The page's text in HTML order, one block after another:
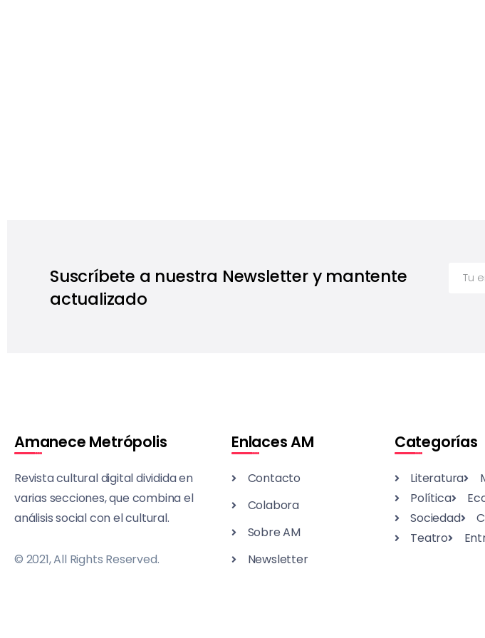
Suscríbete a nuestra Newsletter y mantente
actualizado
Amanece Metrópolis
Revista cultural digital dividida en
varias secciones, que combina el
análisis social con el cultural.
© 2021, All Rights Reserved.
Enlaces AM
Contacto
Colabora
Sobre AM
Newsletter
Categorías
Literatura
Política
Sociedad
Teatro